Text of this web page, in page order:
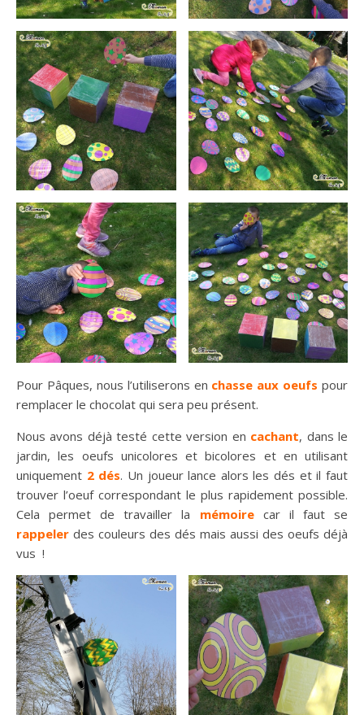
Pour Pâques, nous l’utiliserons en chasse aux oeufs pour
remplacer le chocolat qui sera peu présent.
Nous avons déjà testé cette version en cachant, dans le
jardin, les oeufs unicolores et bicolores et en utilisant
uniquement 2 dés. Un joueur lance alors les dés et il faut
trouver l’oeuf correspondant le plus rapidement possible.
Cela permet de travailler la mémoire car il faut se
rappeler des couleurs des dés mais aussi des oeufs déjà
vus !